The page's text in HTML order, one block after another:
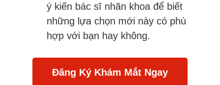
ý kiến bác sĩ nhãn khoa để biết
những lựa chọn mới này có phù
hợp với bạn hay không.
Đăng Ký Khám Mắt Ngay